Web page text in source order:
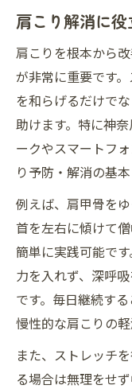
肩こりで
ージ法
肩こり症
肩こりと
肩こりに
肩こりを
法
肩こりに困
肩こりが
デスクワ
肩こりに
革
肩こり改
肩こりの
夫
肩こり解消に
肩こりを根本から
が非常に重要です
を和らげるだけで
助けます。特に神
ークやスマートフ
り予防・解消の基本
例えば、肩甲骨を
首を左右に傾けて
簡単に実践可能で
力を入れず、深呼
です。毎日継続す
慢性的な肩こりの軽
また、ストレッチ
る場合は無理をせ